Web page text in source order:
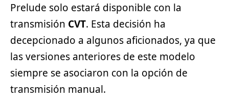
Prelude solo estará disponible con la
transmisión CVT. Esta decisión ha
decepcionado a algunos aficionados, ya que
las versiones anteriores de este modelo
siempre se asociaron con la opción de
transmisión manual.